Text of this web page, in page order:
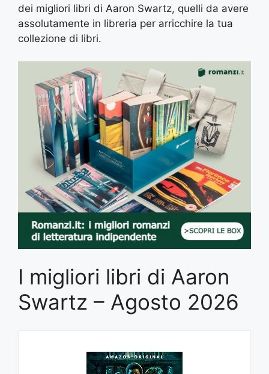
dei migliori libri di Aaron Swartz, quelli da avere
assolutamente in libreria per arricchire la tua
collezione di libri.
I migliori libri di Aaron
Swartz – Agosto 2026